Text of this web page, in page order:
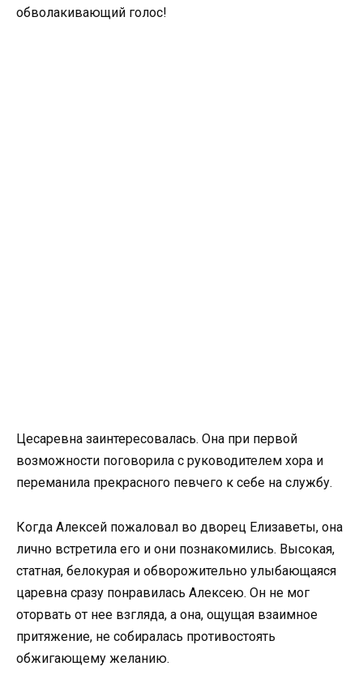
обволакивающий голос!
Цесаревна заинтересовалась. Она при первой
возможности поговорила с руководителем хора и
переманила прекрасного певчего к себе на службу.
Когда Алексей пожаловал во дворец Елизаветы, она
лично встретила его и они познакомились. Высокая,
статная, белокурая и обворожительно улыбающаяся
царевна сразу понравилась Алексею. Он не мог
оторвать от нее взгляда, а она, ощущая взаимное
притяжение, не собиралась противостоять
обжигающему желанию.